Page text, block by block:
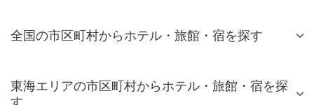
全国の市区町村からホテル・旅館・宿を探す
東海エリアの市区町村からホテル・旅館・宿を探
す